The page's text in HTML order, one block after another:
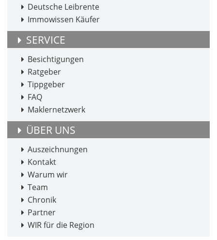
Deutsche Leibrente
Immowissen Käufer
SERVICE
Besichtigungen
Ratgeber
Tippgeber
FAQ
Maklernetzwerk
ÜBER UNS
Auszeichnungen
Kontakt
Warum wir
Team
Chronik
Partner
WIR für die Region